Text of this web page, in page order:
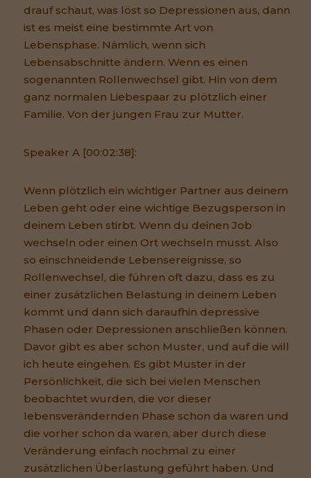
drauf schaut, was löst so Depressionen aus, dann
ist es meist eine bestimmte Art von
Lebensphase. Nämlich, wenn sich
Lebensabschnitte ändern. Wenn es einen
sogenannten Rollenwechsel gibt. Hin von dem
ganz normalen Liebespaar zu plötzlich einer
Familie. Von der jungen Frau zur Mutter.
Speaker A [00:02:38]:
Wenn plötzlich ein wichtiger Partner aus deinem
Leben geht oder eine wichtige Bezugsperson in
deinem Leben stirbt. Wenn du deinen Job
wechseln oder einen Ort wechseln musst. Also
so einschneidende Lebensereignisse, so
Rollenwechsel, die führen oft dazu, dass es zu
einer zusätzlichen Belastung in deinem Leben
kommt und dann sich daraufhin depressive
Phasen oder Depressionen anschließen können.
Davor gibt es aber schon Muster, und auf die will
ich heute eingehen. Es gibt Muster in der
Persönlichkeit, die sich bei vielen Menschen
beobachtet wurden, die vor dieser
lebensverändernden Phase schon da waren und
die vorher schon da waren, aber durch diese
Veränderung einfach nochmal zu einer
zusätzlichen Überlastung geführt haben. Und